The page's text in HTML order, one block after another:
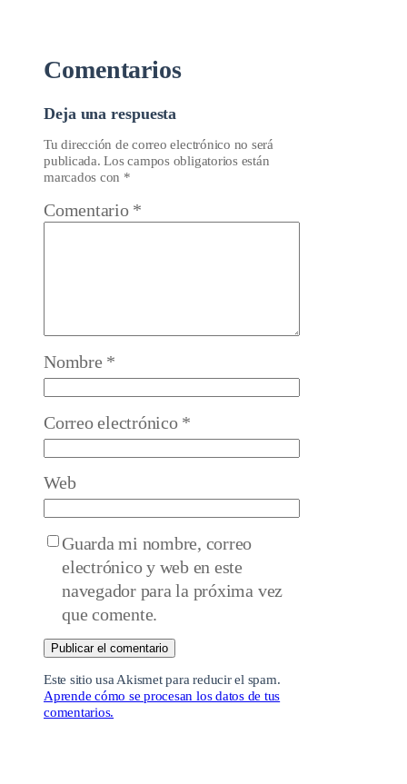
Comentarios
Deja una respuesta
Tu dirección de correo electrónico no será
publicada. Los campos obligatorios están
marcados con *
Comentario *
Nombre *
Correo electrónico *
Web
Guarda mi nombre, correo
electrónico y web en este
navegador para la próxima vez
que comente.
Este sitio usa Akismet para reducir el spam.
Aprende cómo se procesan los datos de tus
comentarios.